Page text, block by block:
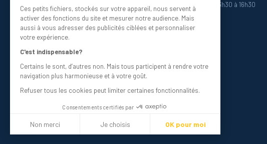
Ces petits fichiers, stockés sur votre appareil, nous servent à
activer des fonctions du site et mesurer notre audience. Mais
aussi à vous adresser des publicités ciblées et personnaliser
votre expérience.
C'est indispensable?
Certains le sont, d’autres non. Mais tous participent à rendre votre
navigation plus harmonieuse et à votre goût.
Refuser tous les cookies peut limiter certaines fonctionnalités.
Consentements certifiés par
Non merci Je choisis OK pour moi
Du lundi au vendredi de 8h30 à 12h30 et 13h30 à 16h30
Écrivez-nous
info@bricovis.fr
Suivez-nous sur les réseaux !